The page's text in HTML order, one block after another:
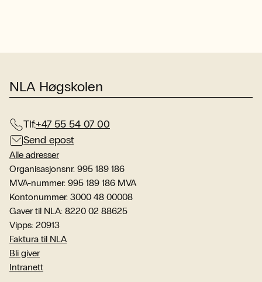
NLA Høgskolen
Tlf:+47 55 54 07 00
Send epost
Alle adresser
Organisasjonsnr. 995 189 186
MVA-nummer: 995 189 186 MVA
Kontonummer: 3000 48 00008
Gaver til NLA: 8220 02 88625
Vipps: 20913
Faktura til NLA
Bli giver
Intranett